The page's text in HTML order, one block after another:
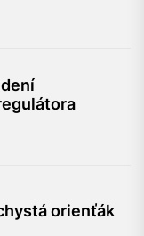
orienťák